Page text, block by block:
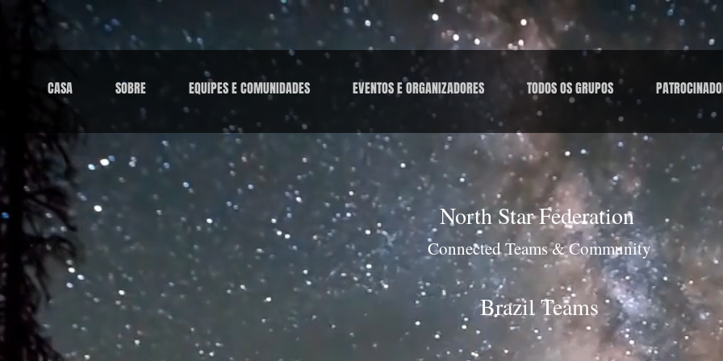
CASA SOBRE EQUIPES E COMUNIDADES EVENTOS E ORGANIZADORES TODOS OS GRUPOS
North Star Federation
Connected Teams & Community
Brazil Teams